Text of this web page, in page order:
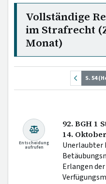
Vollständige
im Strafrecht
Monat)
S. 54
Entscheidung
aufrufen
92. BGH 1
14.
Unerlaubter
Erlangen